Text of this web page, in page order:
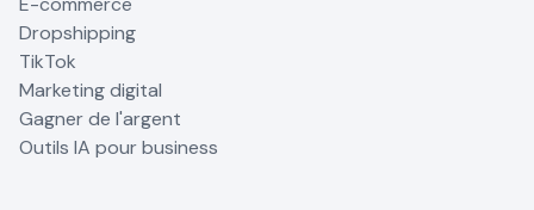
Dropshipping
TikTok
Marketing digital
Gagner de l'argent
Outils IA pour business